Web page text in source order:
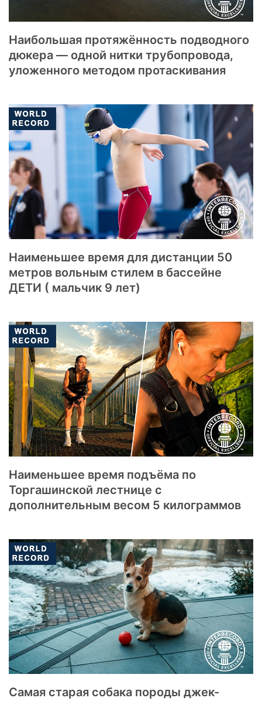
Наибольшая протяжённость подводного
дюкера — одной нитки трубопровода,
уложенного методом протаскивания
Наименьшее время для дистанции 50
метров вольным стилем в бассейне
ДЕТИ ( мальчик 9 лет)
Наименьшее время подъёма по
Торгашинской лестнице с
дополнительным весом 5 килограммов
Самая старая собака породы джек-